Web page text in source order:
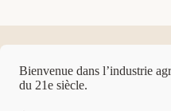
Bienvenue dans l’industrie
du 21e siècle.